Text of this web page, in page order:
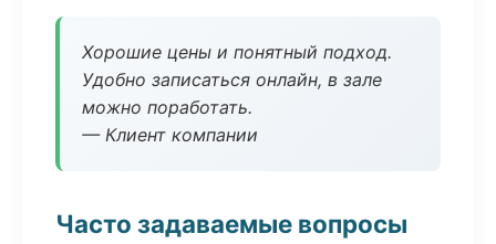
Хорошие цены и понятный подход.
Удобно записаться онлайн, в зале
можно поработать.
— Клиент компании
Часто задаваемые вопросы